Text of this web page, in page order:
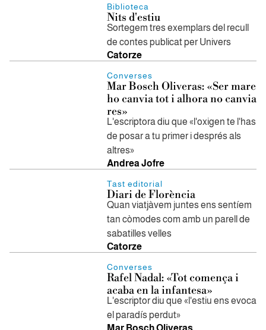
Biblioteca
Nits d'estiu
Sortegem tres exemplars del recull
de contes publicat per Univers
Catorze
Converses
Mar Bosch Oliveras: «Ser mare
ho canvia tot i alhora no canvia
res»
L'escriptora diu que «l'oxigen te l'has
de posar a tu primer i després als
altres»
Andrea Jofre
Tast editorial
Diari de Florència
Quan viatjàvem juntes ens sentíem
tan còmodes com amb un parell de
sabatilles velles
Catorze
Converses
Rafel Nadal: «Tot comença i
acaba en la infantesa»
L'escriptor diu que «l'estiu ens evoca
el paradís perdut»
Mar Bosch Oliveras